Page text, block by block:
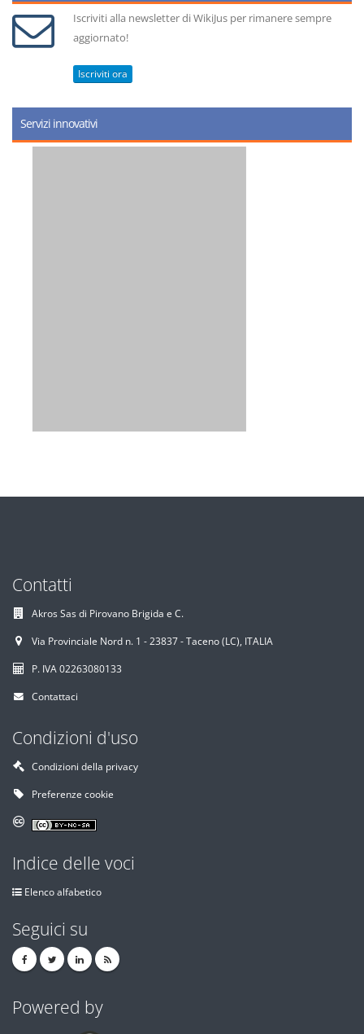
Iscriviti alla newsletter di WikiJus per rimanere sempre
aggiornato!
Iscriviti ora
Servizi innovativi
Contatti
Akros Sas di Pirovano Brigida e C.
Via Provinciale Nord n. 1 - 23837 - Taceno (LC), ITALIA
P. IVA 02263080133
Contattaci
Condizioni d'uso
Condizioni della privacy
Preferenze cookie
Indice delle voci
Elenco alfabetico
Seguici su
Powered by